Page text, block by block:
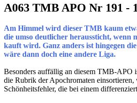
A063 TMB APO Nr 191 -
Am Himmel wird dieser TMB kaum
die umso deutlicher heraussticht, wenn
kauft wird. Ganz anders ist hingegen
wäre dann doch eine andere Liga.
Besonders auffällig an diesem TMB-APO
die Rubrik der Apochromaten
Schönheitsfehler, die bei einem